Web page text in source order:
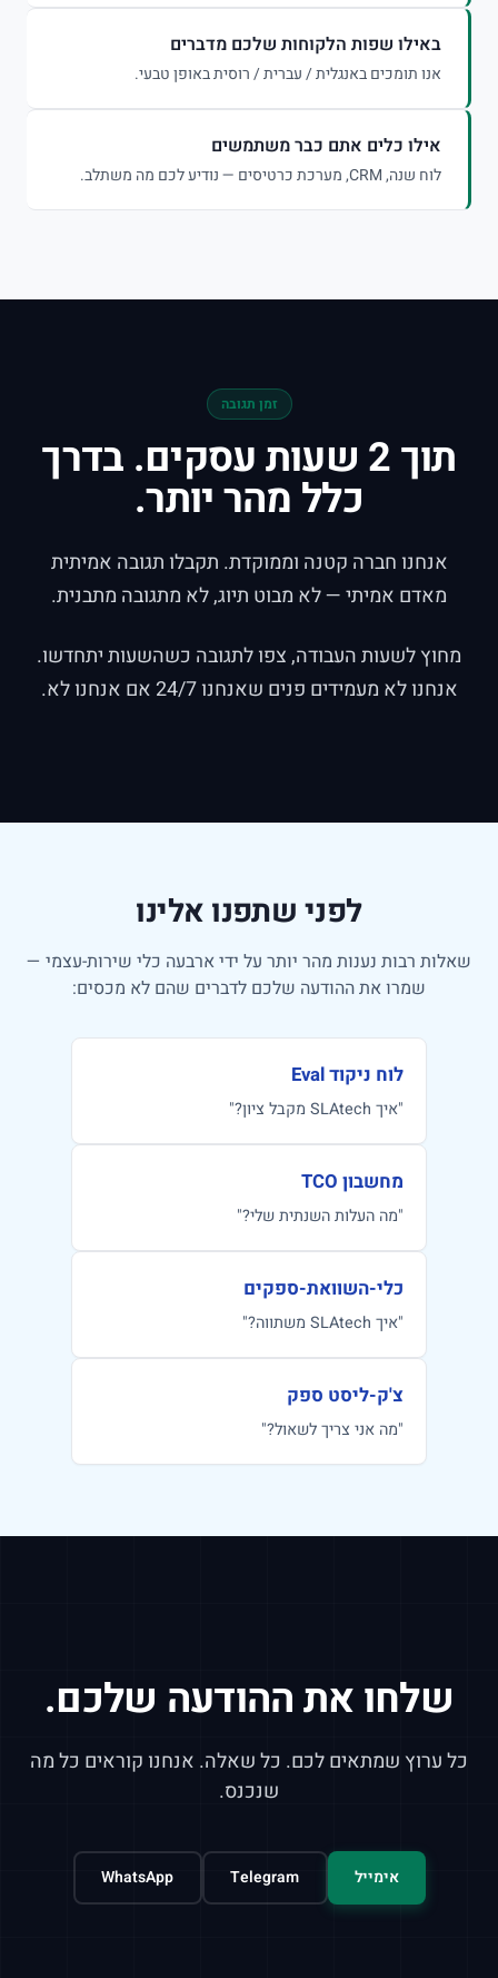
באילו שפות הלקוחות שלכם מדברים
אנו תומכים באנגלית / עברית / רוסית באופן טבעי.
אילו כלים אתם כבר משתמשים
לוח שנה,CRM, מערכת כרטיסים — נודיע לכם מה משתלב.
זמן תגובה
תוך 2 שעות עסקים. בדרך
כלל מהר יותר.
אנחנו חברה קטנה וממוקדת. תקבלו תגובה אמיתית
מאדם אמיתי — לא מבוט תיוג, לא מתגובה מתבנית.
מחוץ לשעות העבודה, צפו לתגובה כשהשעות יתחדשו.
אנחנו לא מעמידים פנים שאנחנו24/7אם אנחנו לא.
לפני שתפנו אלינו
שאלות רבות נענות מהר יותר על ידי ארבעה כלי שירות-עצמי —
שמרו את ההודעה שלכם לדברים שהם לא מכסים:
לוח ניקוד Eval
"איך SLAtech מקבל ציון?"
מחשבון TCO
"מה העלות השנתית שלי?"
כלי-השוואת-ספקים
"איך SLAtech משתווה?"
צ'ק-ליסט ספק
"מה אני צריך לשאול?"
שלחו את ההודעה שלכם.
כל ערוץ שמתאים לכם. כל שאלה. אנחנו קוראים כל מה
שנכנס.
אימייל Telegram
WhatsApp